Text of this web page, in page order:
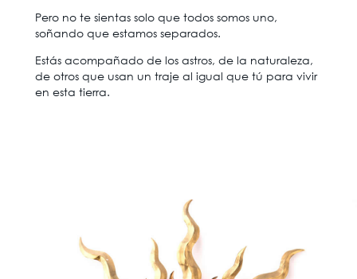
Pero no te sientas solo que todos somos uno,
soñando que estamos separados.
Estás acompañado de los astros, de la naturaleza,
de otros que usan un traje al igual que tú para vivir
en esta tierra.